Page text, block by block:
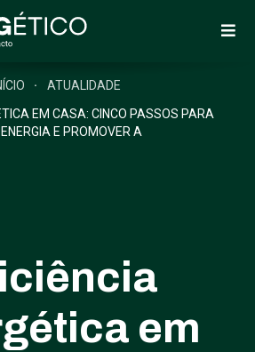
ATUALIDADE
EM CASA: CINCO PASSOS PARA
E PROMOVER A
em